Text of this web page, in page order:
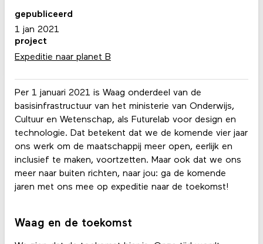
Per 1 januari 2021 is Waag onderdeel van de
basisinfrastructuur van het ministerie van Onderwijs,
Cultuur en Wetenschap, als Futurelab voor design en
technologie. Dat betekent dat we de komende vier jaar
ons werk om de maatschappij meer open, eerlijk en
inclusief te maken, voortzetten. Maar ook dat we ons
meer naar buiten richten, naar jou: ga de komende
jaren met ons mee op expeditie naar de toekomst!
Waag en de toekomst
gepubliceerd
1 jan 2021
project
Expeditie naar planet B